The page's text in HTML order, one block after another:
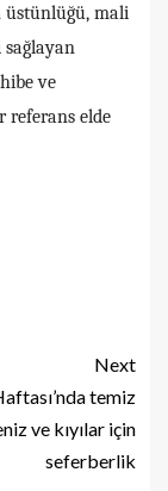
üstünlüğü, mali
sağlayan
ve
referans elde
Next
temiz
ve kıyılar için
seferberlik